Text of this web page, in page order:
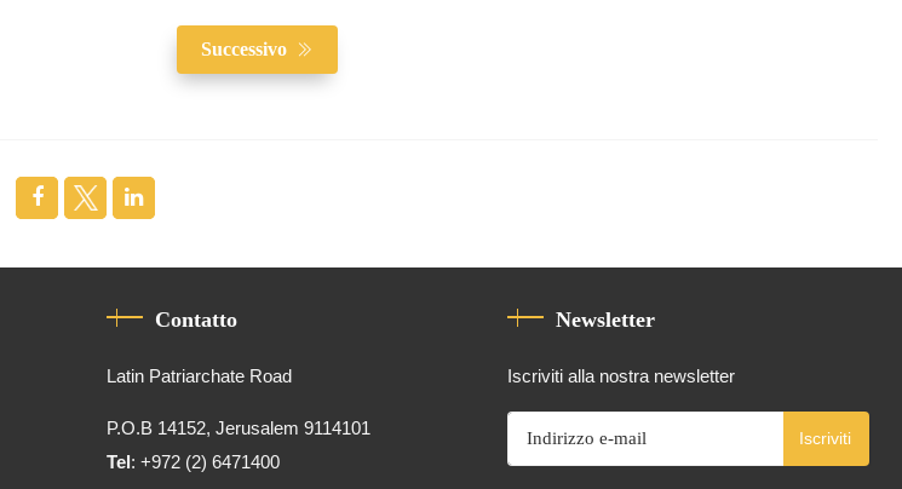
Successivo
Contatto
Latin Patriarchate Road
P.O.B 14152, Jerusalem 9114101
Tel: +972 (2) 6471400
Newsletter
Iscriviti alla nostra newsletter
Iscriviti